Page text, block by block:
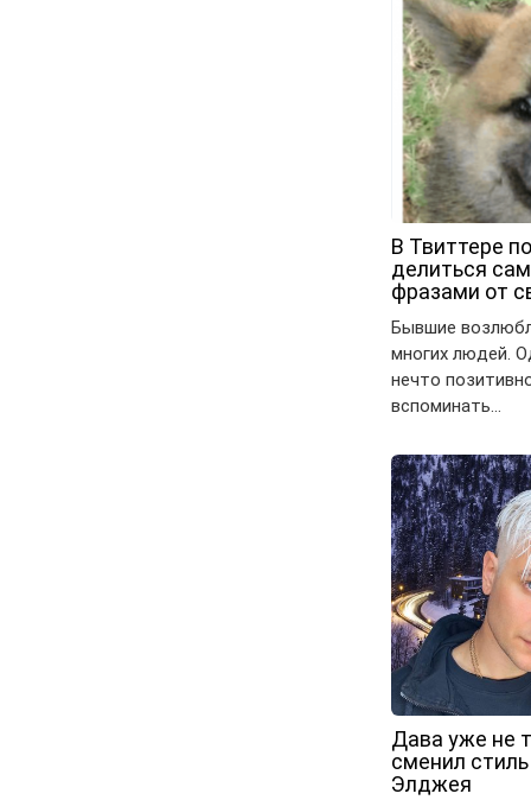
В Твиттере
делиться
фразами от
Бывшие
многих людей.
нечто
вспоминать…
Дава уже не
сменил
Элджея